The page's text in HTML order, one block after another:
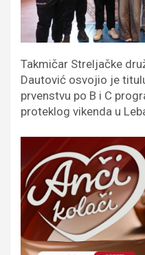
Takmičar Streljačke
Dautović osvojio je
prvenstvu po B i C
proteklog vikenda u